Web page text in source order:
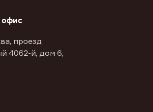
проезд
4062-й, дом 6,